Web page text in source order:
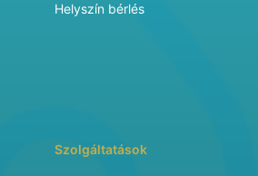
Helyszín bérlés
Szolgáltatások